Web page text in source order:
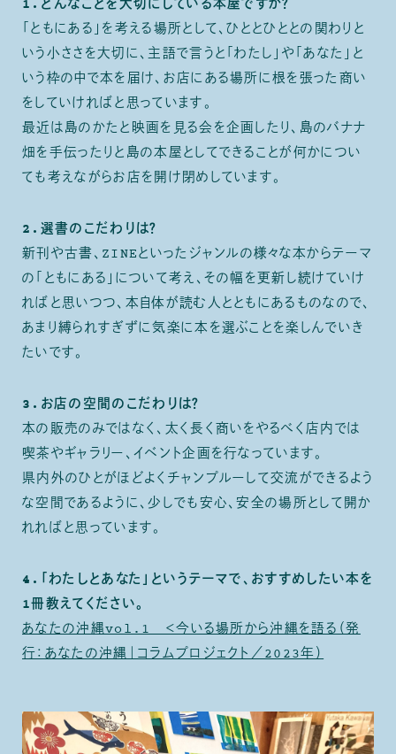
1.どんなことを大切にしている本屋ですか？
「ともにある」を考える場所として、ひととひととの関わりと
いう小ささを大切に、主語で言うと「わたし」や「あなた」と
いう枠の中で本を届け、お店にある場所に根を張った商い
をしていければと思っています。
最近は島のかたと映画を見る会を企画したり、島のバナナ
畑を手伝ったりと島の本屋としてできることが何かについ
ても考えながらお店を開け閉めしています。
2.選書のこだわりは？
新刊や古書、ZINEといったジャンルの様々な本からテーマ
の「ともにある」について考え、その幅を更新し続けていけ
ればと思いつつ、本自体が読む人とともにあるものなので、
あまり縛られすぎずに気楽に本を選ぶことを楽しんでいき
たいです。
3.お店の空間のこだわりは？
本の販売のみではなく、太く長く商いをやるべく店内では
喫茶やギャラリー、イベント企画を行なっています。
県内外のひとがほどよくチャンプルーして交流ができるよう
な空間であるように、少しでも安心、安全の場所として開か
れればと思っています。
4.「わたしとあなた」というテーマで、おすすめしたい本を
1冊教えてください。
あなたの沖縄vol.1 ＜今いる場所から沖縄を語る（発
行：あなたの沖縄｜コラムプロジェクト／2023年）